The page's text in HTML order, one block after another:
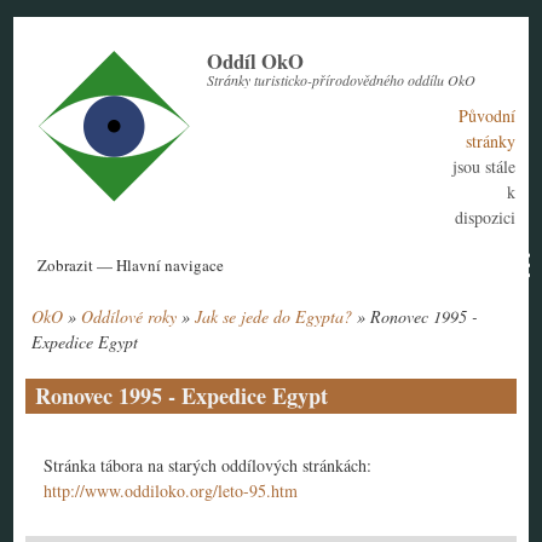
Oddíl OkO
Stránky turisticko-přírodovědného oddílu OkO
Původní
stránky
jsou stále
k
dispozici
Hlavní
Zobrazit — Hlavní navigace
Aktuální rok
Historie
Nábor členů
Kontakt
Tábor
Návody
Drobečková
OkO Oddílové roky Jak se jede do Egypta?
Ronovec 1995 -
Expedice Egypt
Ronovec 1995 - Expedice Egypt
Stránka tábora na starých oddílových stránkách:
http://www.oddiloko.org/leto-95.htm